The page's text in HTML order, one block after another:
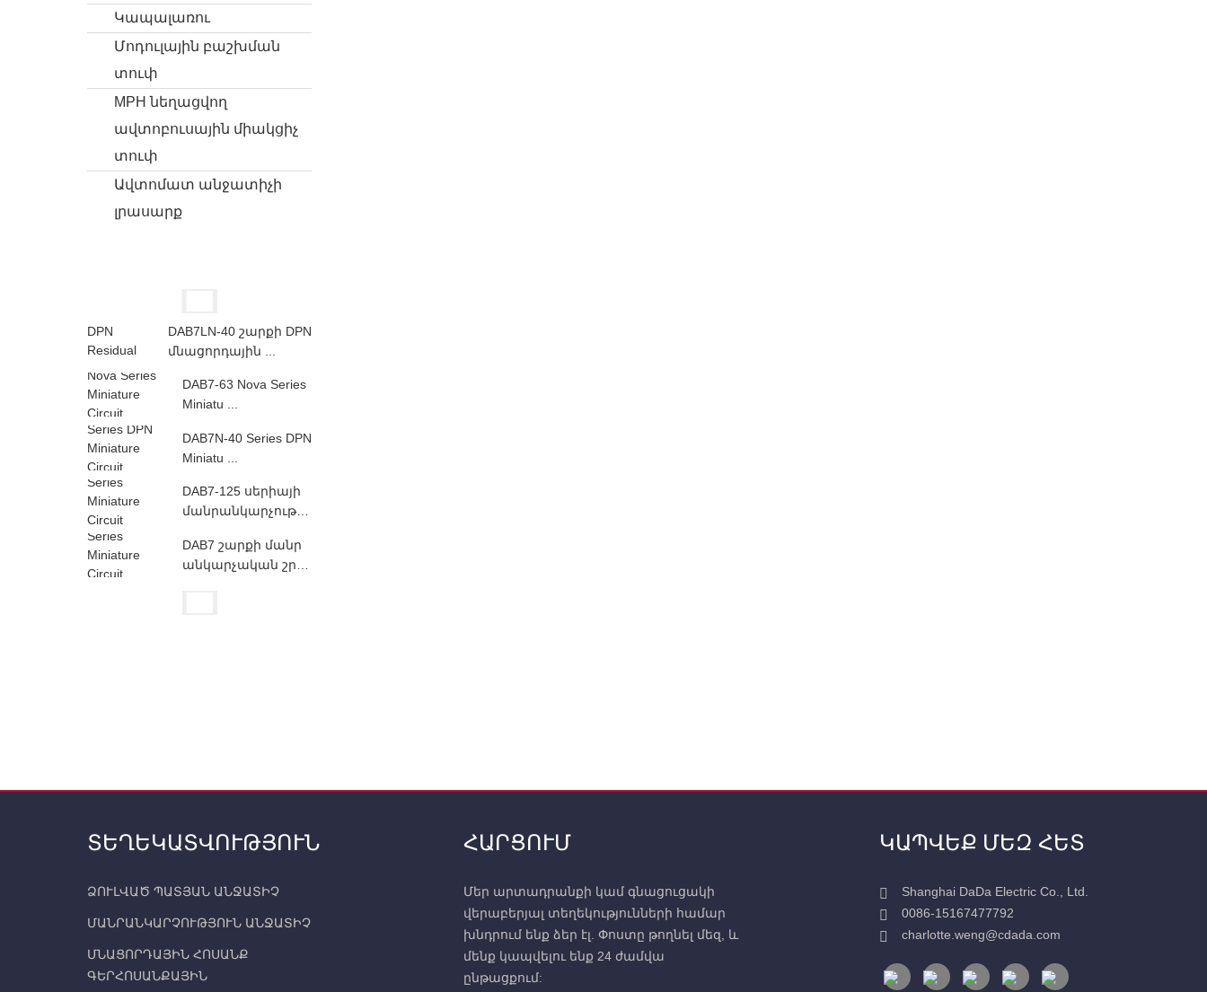
Կապալառու
Մոդուլային բաշխման
տուփ
MPH նեղացվող
ավտոբուսային միակցիչ
տուփ
Ավտոմատ անջատիչի
լրասարք
DAB7LN-40 շարքի DPN
մնացորդային ...
DAB7-63 Nova Series
Miniatu ...
DAB7N-40 Series DPN
Miniatu ...
DAB7-125 սերիայի
մանրանկարչությո
DAB7 շարքի մանր
անկարչական շրջ
ՏԵՂԵԿԱՏՎՈՒԹՅՈՒՆ
ՁՈՒԼՎԱԾ ՊԱՏՅԱՆ ԱՆՋԱՏԻՉ
ՄԱՆՐԱՆԿԱՐՉՈՒԹՅՈՒՆ ԱՆՋԱՏԻՉ
ՄՆԱՑՈՐԴԱՅԻՆ ՀՈՍԱՆՔ
ԳԵՐՀՈՍԱՆՔԱՅԻՆ
ՀԱՐՑՈՒՄ
Մեր արտադրանքի կամ գնացուցակի
վերաբերյալ տեղեկությունների համար
խնդրում ենք ձեր էլ. Փոստը թողնել մեզ, և
մենք կապվելու ենք 24 ժամվա
ընթացքում:
ԿԱՊՎԵՔ ՄԵԶ ՀԵՏ
Shanghai DaDa Electric Co., Ltd.
0086-15167477792
charlotte.weng@cdada.com